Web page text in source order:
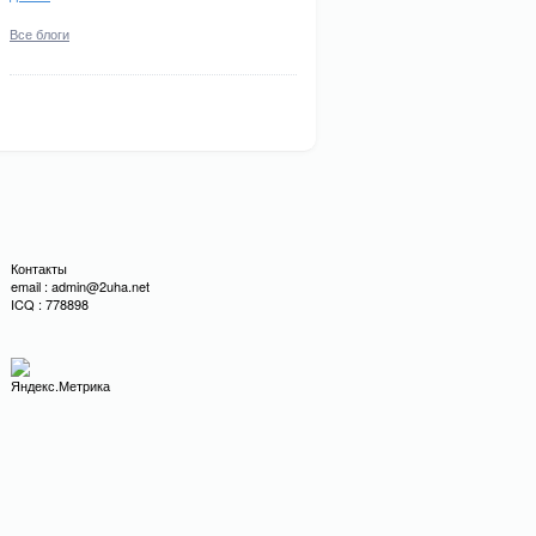
Все блоги
Контакты
email : admin@2uha.net
ICQ : 778898